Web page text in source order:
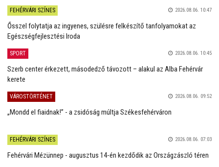
FEHÉRVÁRI SZÍNES 2026.08.06. 10:47
Ősszel folytatja az ingyenes, szülésre felkészítő tanfolyamokat az
Egészségfejlesztési Iroda
SPORT 2026.08.06. 10:45
Szerb center érkezett, másodedző távozott – alakul az Alba Fehérvár
kerete
VÁROSTÖRTÉNET 2026.08.06. 09:52
„Mondd el fiaidnak!” - a zsidóság múltja Székesfehérváron
FEHÉRVÁRI SZÍNES 2026.08.06. 07:03
Fehérvári Mézünnep - augusztus 14-én kezdődik az Országzászló téren